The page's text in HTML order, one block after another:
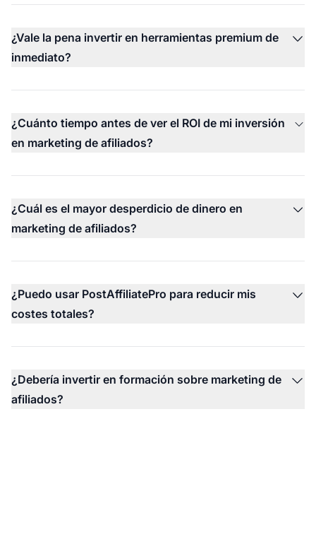
¿Vale la pena invertir en herramientas premium de
inmediato?
¿Cuánto tiempo antes de ver el ROI de mi inversión
en marketing de afiliados?
¿Cuál es el mayor desperdicio de dinero en
marketing de afiliados?
¿Puedo usar PostAffiliatePro para reducir mis
costes totales?
¿Debería invertir en formación sobre marketing de
afiliados?